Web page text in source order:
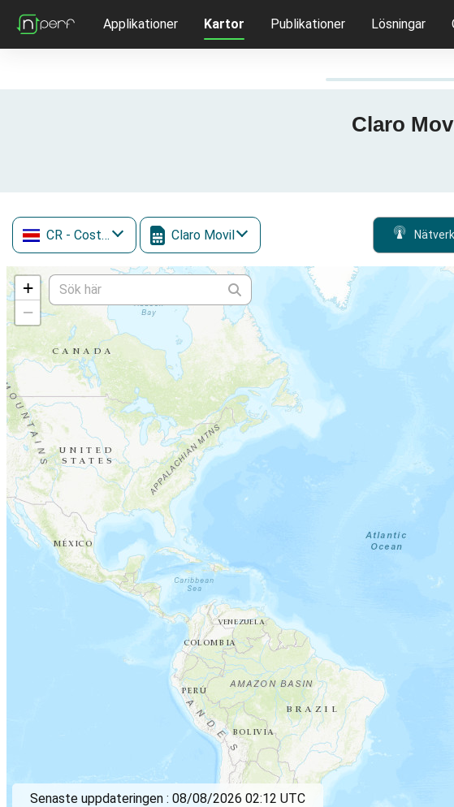
Applikationer Kartor Publikationer Lösningar
Claro
CR - Costa Rica Claro Movil
+
−
Senaste uppdateringen : 08/08/2026 02:12 UTC